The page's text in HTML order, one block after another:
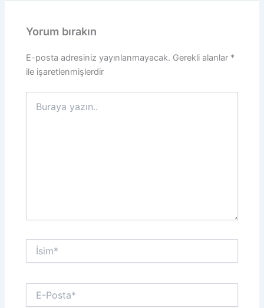
Yorum bırakın
E-posta adresiniz yayınlanmayacak. Gerekli alanlar *
ile işaretlenmişlerdir
yazın..
İsim*
Posta*